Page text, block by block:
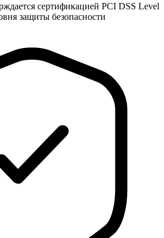
сертификацией PCI DSS Level
защиты безопасности